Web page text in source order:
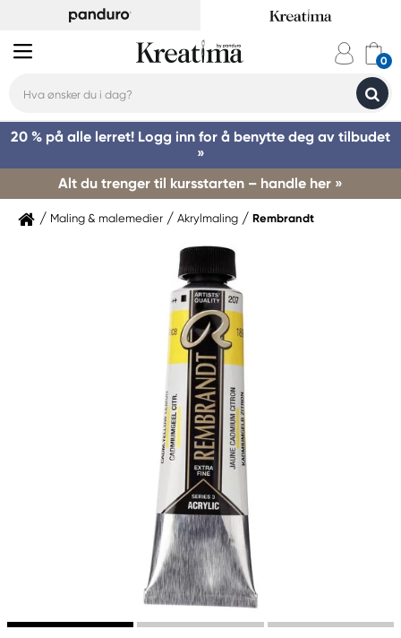
20 % på alle lerret! Logg inn for å benytte deg av tilbudet
»
Alt du trenger til kursstarten – handle her »
Maling & malemedier Akrylmaling Rembrandt